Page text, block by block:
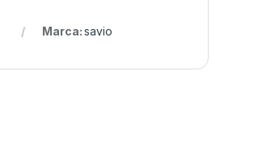
Marca:savio